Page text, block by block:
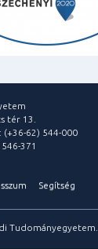
tér 13.
62) 544-000
371
Segítség